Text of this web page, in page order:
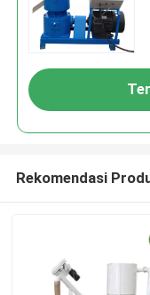
Rekomendasi